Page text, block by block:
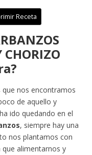
Receta
CHORIZO
nos encontramos
de aquello y
ido quedando en el
, siempre hay una
nos plantamos con
alimentarnos y